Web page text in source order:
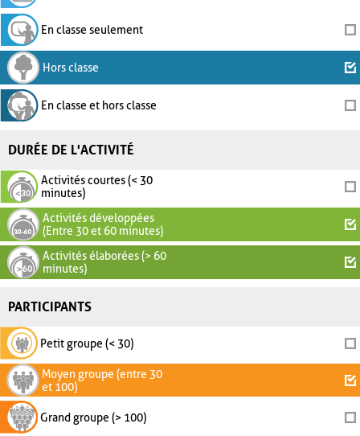
En classe seulement
Hors classe
En classe et hors classe
DURÉE DE L'ACTIVITÉ
Activités courtes (< 30
minutes)
Activités développées
(Entre 30 et 60 minutes)
Activités élaborées (> 60
minutes)
PARTICIPANTS
Petit groupe (< 30)
Moyen groupe (entre 30
et 100)
Grand groupe (> 100)